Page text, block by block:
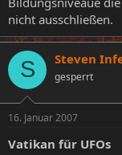
nicht ausschließen.
S Steven
gesperrt
16. Januar 2007
Vatikan für UFOs